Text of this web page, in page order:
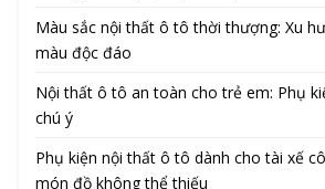
Màu sắc nội thất ô tô thời thượng: Xu
màu độc đáo
Nội thất ô tô an toàn cho trẻ em: Phụ
chú ý
Phụ kiện nội thất ô tô dành cho tài xế
món đồ không thể thiếu